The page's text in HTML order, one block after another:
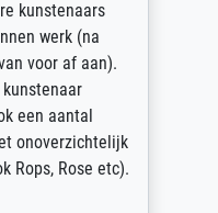
kunstenaars
werk (na
voor af aan).
een aantal
onoverzichtelijk
Rops, Rose etc).